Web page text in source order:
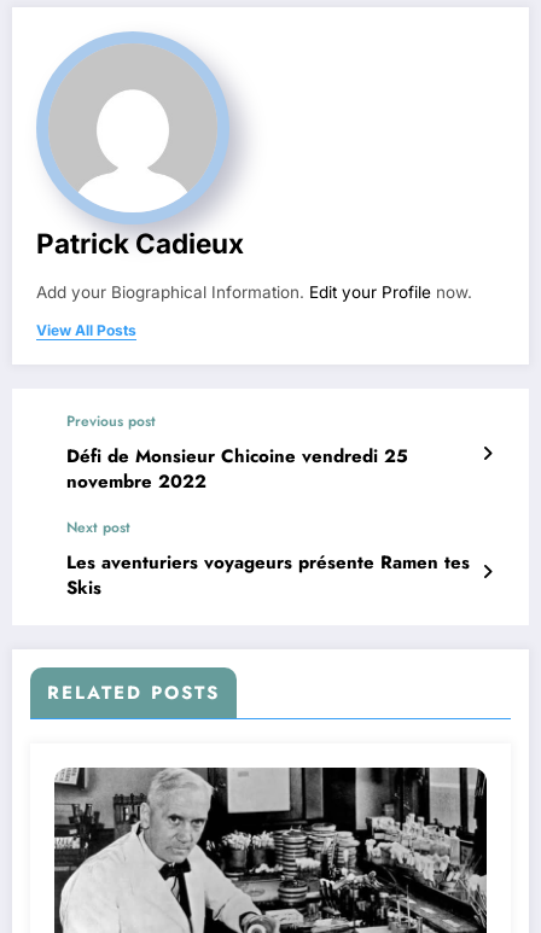
Patrick Cadieux
Add your Biographical Information. Edit your Profile now.
View All Posts
Previous post
Défi de Monsieur Chicoine vendredi 25
novembre 2022
Next post
Les aventuriers voyageurs présente Ramen tes
Skis
RELATED POSTS